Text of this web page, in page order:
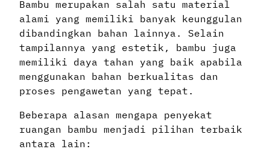
Bambu merupakan salah satu material
alami yang memiliki banyak keunggulan
dibandingkan bahan lainnya. Selain
tampilannya yang estetik, bambu juga
memiliki daya tahan yang baik apabila
menggunakan bahan berkualitas dan
proses pengawetan yang tepat.
Beberapa alasan mengapa penyekat
ruangan bambu menjadi pilihan terbaik
antara lain: